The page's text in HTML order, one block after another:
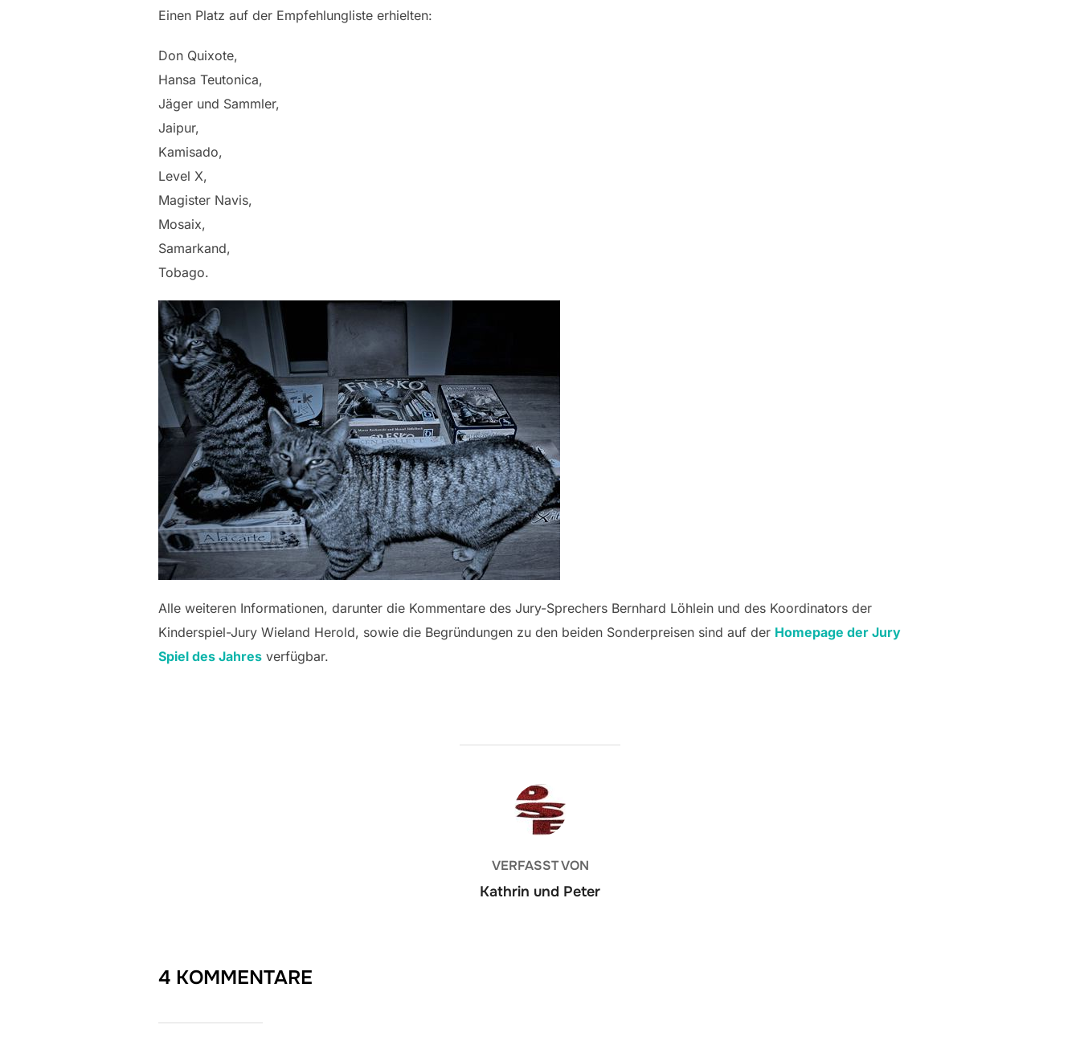
Einen Platz auf der Empfehlungliste erhielten:
Don Quixote,
Hansa Teutonica,
Jäger und Sammler,
Jaipur,
Kamisado,
Level X,
Magister Navis,
Mosaix,
Samarkand,
Tobago.
Alle weiteren Informationen, darunter die Kommentare des Jury-Sprechers Bernhard Löhlein und des Koordinators der
Kinderspiel-Jury Wieland Herold, sowie die Begründungen zu den beiden Sonderpreisen sind auf der Homepage der Jury
Spiel des Jahres verfügbar.
BEITRAGSAUTOR
VERFASST VON
Kathrin und Peter
4 KOMMENTARE